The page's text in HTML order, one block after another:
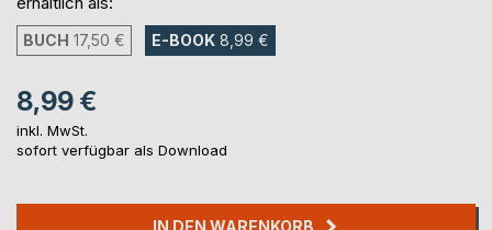
BUCH 17,50 € E-BOOK 8,99 €
8,99 €
inkl. MwSt.
sofort verfügbar als Download